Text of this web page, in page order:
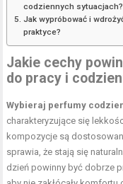
codziennych sytuacjach?
Jak wypróbować i
praktyce?
Jakie cechy
do pracy i
Wybieraj perfumy
charakteryzujące się
kompozycje są
sprawia, że stają się
dzień powinny być dobrze